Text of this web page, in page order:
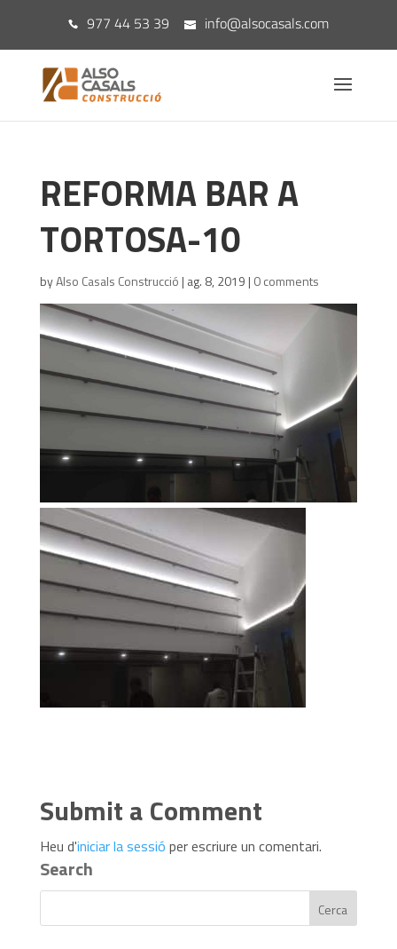
977 44 53 39 info@alsocasals.com
REFORMA BAR A
TORTOSA-10
byAlso Casals Construcció | ag. 8, 2019 | 0 comments
Submit a Comment
Heu d'iniciar la sessió per escriure un comentari.
Search